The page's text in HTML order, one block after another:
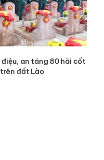
điệu, an táng 80 hài cốt
đất Lào